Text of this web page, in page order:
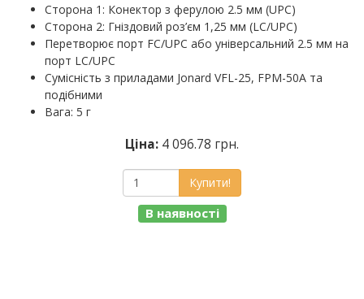
Сторона 1: Конектор з ферулою 2.5 мм (UPC)
Сторона 2: Гніздовий роз’єм 1,25 мм (LC/UPC)
Перетворює порт FC/UPC або універсальний 2.5 мм на
порт LC/UPC
Сумісність з приладами Jonard VFL-25, FPM-50A та
подібними
Вага: 5 г
Ціна: 4 096.78 грн.
Купити!
В наявності